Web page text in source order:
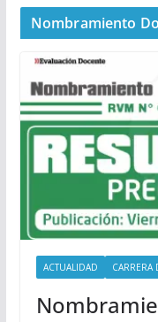
Nombramiento
ACTUALIDAD CARRERA